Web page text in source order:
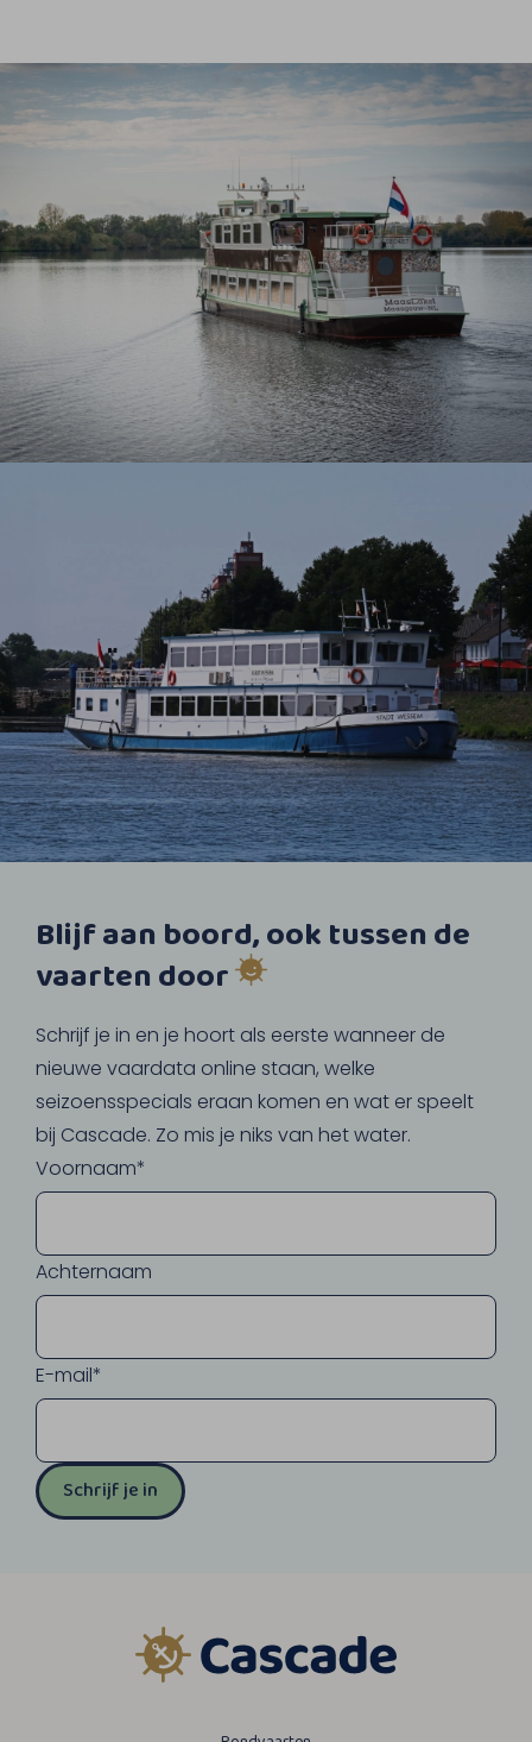
Blijf aan boord, ook tussen de
vaarten door
Schrijf je in en je hoort als eerste wanneer de
nieuwe vaardata online staan, welke
seizoensspecials eraan komen en wat er speelt
bij Cascade. Zo mis je niks van het water.
Voornaam*
Achternaam
E-mail*
Schrijf je in